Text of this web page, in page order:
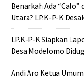
Benarkah Ada
Utara? LP.K-P-K
LP.K-P-K Siapkan
Desa Modelomo
Andi Aro Ketua